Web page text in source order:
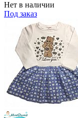
Нет в наличии
Под заказ